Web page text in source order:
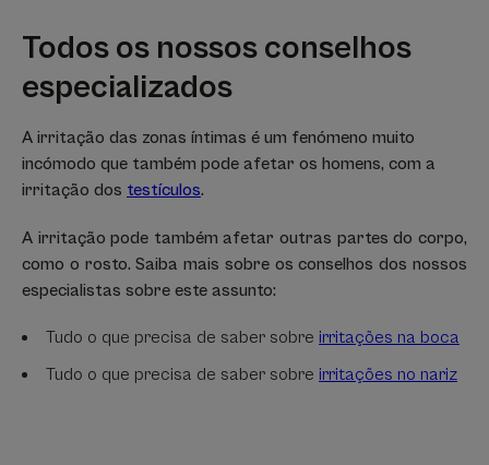
Todos os nossos conselhos
especializados
A irritação das zonas íntimas é um fenómeno muito
incómodo que também pode afetar os homens, com a
irritação dos testículos.
A irritação pode também afetar outras partes do corpo,
como o rosto. Saiba mais sobre os conselhos dos nossos
especialistas sobre este assunto:
Tudo o que precisa de saber sobre irritações na boca
Tudo o que precisa de saber sobre irritações no nariz